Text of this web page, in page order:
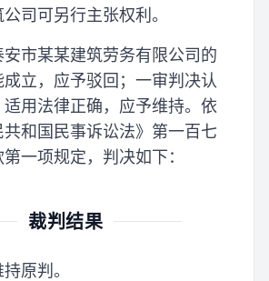
司可另行主张权利。
市某某建筑劳务有限公司的
成立，应予驳回；一审判决认
用法律正确，应予维持。依
和国民事诉讼法》第一百七
一项规定，判决如下：
裁判结果
原判。